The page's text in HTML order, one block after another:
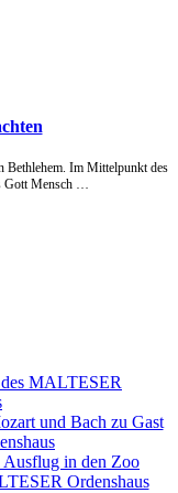
Bethlehem. Im Mittelpunkt des
Gott Mensch …
MALTESER
und Bach zu Gast
Ausflug in den Zoo
Ordenshaus